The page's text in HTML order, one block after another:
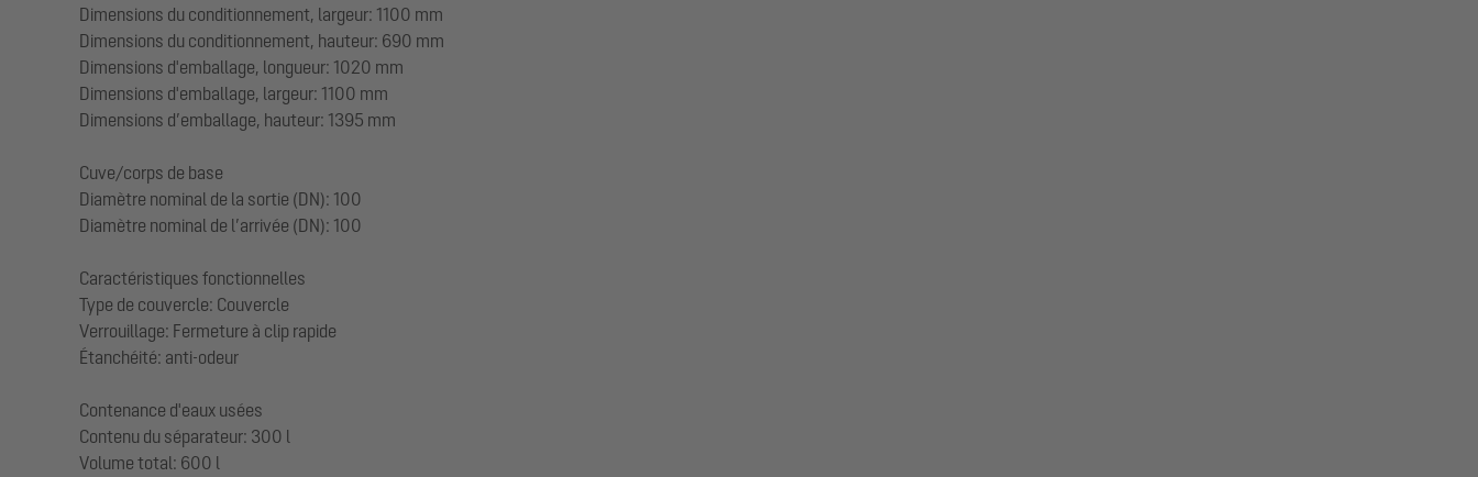
Dimensions du conditionnement, largeur: 1100 mm
Dimensions du conditionnement, hauteur: 690 mm
Dimensions d'emballage, longueur: 1020 mm
Dimensions d'emballage, largeur: 1100 mm
Dimensions d’emballage, hauteur: 1395 mm
Cuve/corps de base
Diamètre nominal de la sortie (DN): 100
Diamètre nominal de l’arrivée (DN): 100
Caractéristiques fonctionnelles
Type de couvercle: Couvercle
Verrouillage: Fermeture à clip rapide
Étanchéité: anti-odeur
Contenance d'eaux usées
Contenu du séparateur: 300 l
Volume total: 600 l